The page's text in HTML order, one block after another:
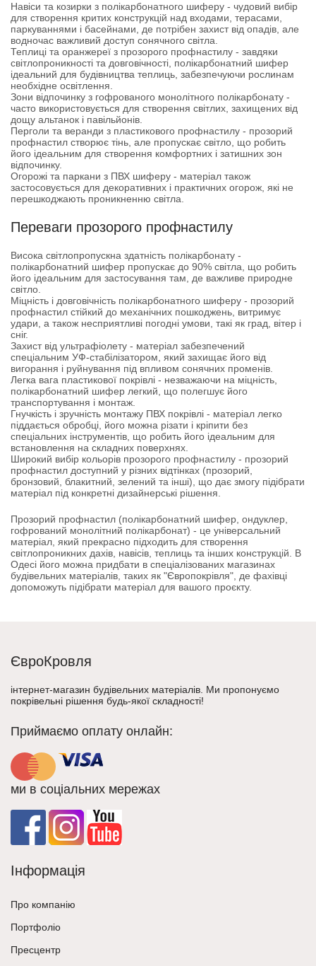
Навіси та козирки з полікарбонатного шиферу - чудовий вибір
для створення критих конструкцій над входами, терасами,
паркуваннями і басейнами, де потрібен захист від опадів, але
водночас важливий доступ сонячного світла.
Теплиці та оранжереї з прозорого профнастилу - завдяки
світлопроникності та довговічності, полікарбонатний шифер
ідеальний для будівництва теплиць, забезпечуючи рослинам
необхідне освітлення.
Зони відпочинку з гофрованого монолітного полікарбонату -
часто використовується для створення світлих, захищених від
дощу альтанок і павільйонів.
Перголи та веранди з пластикового профнастилу - прозорий
профнастил створює тінь, але пропускає світло, що робить
його ідеальним для створення комфортних і затишних зон
відпочинку.
Огорожі та паркани з ПВХ шиферу - матеріал також
застосовується для декоративних і практичних огорож, які не
перешкоджають проникненню світла.
Переваги прозорого профнастилу
Висока світлопропускна здатність полікарбонату -
полікарбонатний шифер пропускає до 90% світла, що робить
його ідеальним для застосування там, де важливе природне
світло.
Міцність і довговічність полікарбонатного шиферу - прозорий
профнастил стійкий до механічних пошкоджень, витримує
удари, а також несприятливі погодні умови, такі як град, вітер і
сніг.
Захист від ультрафіолету - матеріал забезпечений
спеціальним УФ-стабілізатором, який захищає його від
вигорання і руйнування під впливом сонячних променів.
Легка вага пластикової покрівлі - незважаючи на міцність,
полікарбонатний шифер легкий, що полегшує його
транспортування і монтаж.
Гнучкість і зручність монтажу ПВХ покрівлі - матеріал легко
піддається обробці, його можна різати і кріпити без
спеціальних інструментів, що робить його ідеальним для
встановлення на складних поверхнях.
Широкий вибір кольорів прозорого профнастилу - прозорий
профнастил доступний у різних відтінках (прозорий,
бронзовий, блакитний, зелений та інші), що дає змогу підібрати
матеріал під конкретні дизайнерські рішення.
Прозорий профнастил (полікарбонатний шифер, ондуклер,
гофрований монолітний полікарбонат) - це універсальний
матеріал, який прекрасно підходить для створення
світлопроникних дахів, навісів, теплиць та інших конструкцій. В
Одесі його можна придбати в спеціалізованих магазинах
будівельних матеріалів, таких як "Європокрівля", де фахівці
допоможуть підібрати матеріал для вашого проєкту.
ЄвроКровля
інтернет-магазин будівельних матеріалів. Ми пропонуємо
покрівельні рішення будь-якої складності!
Приймаємо оплату онлайн:
ми в соціальних мережах
Інформація
Про компанію
Портфоліо
Пресцентр